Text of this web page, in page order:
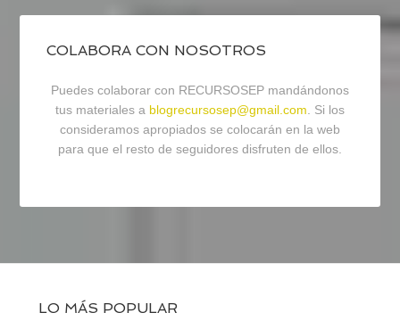
COLABORA CON NOSOTROS
Puedes colaborar con RECURSOSEP mandándonos
tus materiales a blogrecursosep@gmail.com. Si los
consideramos apropiados se colocarán en la web
para que el resto de seguidores disfruten de ellos.
LO MÁS POPULAR